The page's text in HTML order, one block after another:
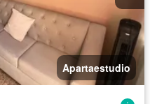
Apartaestudio